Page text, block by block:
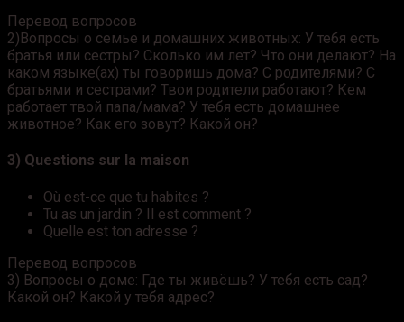
Перевод вопросов
2)Вопросы о семье и домашних животных: У тебя есть
братья или сестры? Сколько им лет? Что они делают? На
каком языке(ах) ты говоришь дома? С родителями? С
братьями и сестрами? Твои родители работают? Кем
работает твой папа/мама? У тебя есть домашнее
животное? Как его зовут? Какой он?
3) Questions sur la maison
Où est-ce que tu habites ?
Tu as un jardin ? Il est comment ?
Quelle est ton adresse ?
Перевод вопросов
3) Вопросы о доме: Где ты живёшь? У тебя есть сад?
Какой он? Какой у тебя адрес?